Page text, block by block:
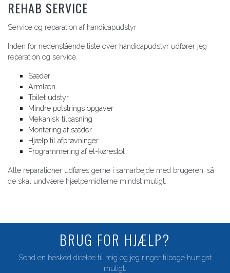
REHAB SERVICE
Service og reparation af handicapudstyr
Inden for nedenstående liste over handicapudstyr udfører jeg
reparation og service.
Sæder
Armlæn
Toilet udstyr
Mindre polstrings opgaver
Mekanisk tilpasning
Montering af sæder
Hjælp til afprøvninger
Programmering af el-kørestol
Alle reparationer udføres gerne i samarbejde med brugeren, så
de skal undvære hjælpemidlerne mindst muligt.
BRUG FOR HJÆLP?
Send en besked direkte til mig og jeg ringer tilbage hurtigst
muligt.